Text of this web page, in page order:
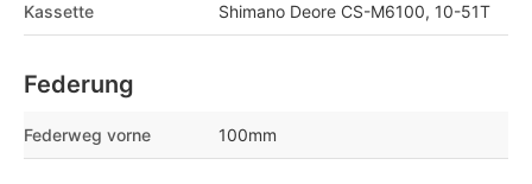
Kassette Shimano Deore CS-M6100, 10-51T
Federung
Federweg vorne 100mm